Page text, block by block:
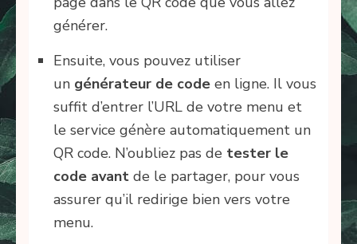
générer.
Ensuite, vous pouvez utiliser
un générateur de code en ligne. Il vous
suffit d’entrer l’URL de votre menu et
le service génère automatiquement un
QR code. N’oubliez pas de tester le
code avant de le partager, pour vous
assurer qu’il redirige bien vers votre
menu.